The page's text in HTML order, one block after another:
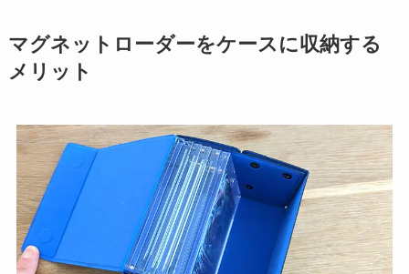
マグネットローダーをケースに収納する
メリット